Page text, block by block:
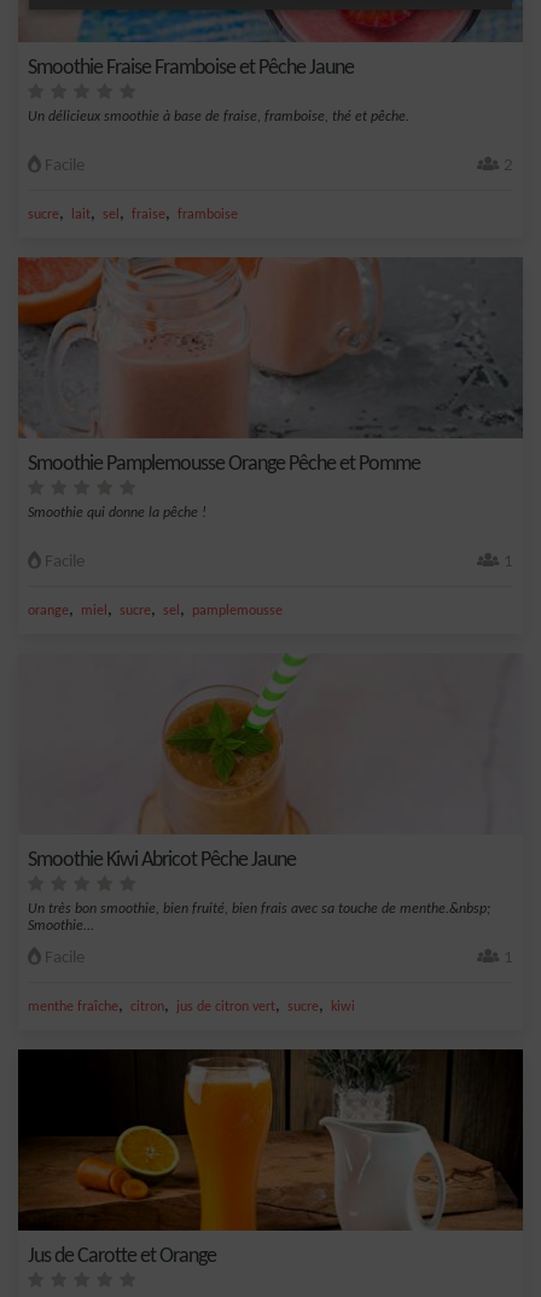
Smoothie Fraise Framboise et Pêche Jaune
Un délicieux smoothie à base de fraise, framboise, thé et pêche.
Facile 2
sucre, lait, sel , fraise, framboise
Smoothie Pamplemousse Orange Pêche et Pomme
Smoothie qui donne la pêche !
Facile 1
orange, miel , sucre, sel , pamplemousse
Smoothie Kiwi Abricot Pêche Jaune
Un très bon smoothie, bien fruité, bien frais avec sa touche de menthe.&nbsp;
Smoothie...
Facile 1
menthe fraîche, citron, jus de citron vert, sucre, kiwi
Jus de Carotte et Orange